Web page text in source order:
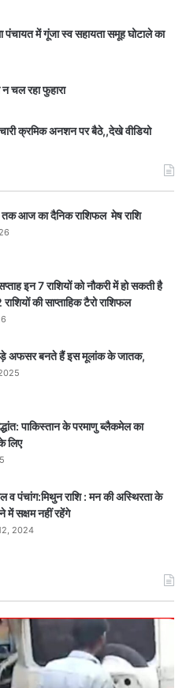
में गूंजा स्व सहायता समूह घोटाले का
चल रहा फुहारा
क्रमिक अनशन पर बैठे,,देखे वीडियो
तक आज का दैनिक राशिफल मेष राशि
इन 7 राशियों को नौकरी में हो सकती है
की साप्ताहिक टैरो राशिफल
अफसर बनते हैं इस मूलांक के जातक,
पाकिस्तान के परमाणु ब्लैकमेल का
लिए
व पंचांग:मिथुन राशि : मन की अस्थिरता के
सक्षम नहीं रहेंगे
2024